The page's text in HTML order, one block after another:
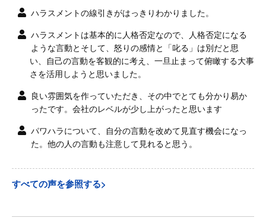
ハラスメントの線引きがはっきりわかりました。
ハラスメントは基本的に人格否定なので、人格否定になる
ような言動とそして、怒りの感情と「叱る」は別だと思
い、自己の言動を客観的に考え、一旦止まって俯瞰する大事
さを活用しようと思いました。
良い雰囲気を作っていただき、その中でとても分かり易か
ったです。会社のレベルが少し上がったと思います
パワハラについて、自分の言動を改めて見直す機会になっ
た。他の人の言動も注意して見れると思う。
すべての声を参照する>